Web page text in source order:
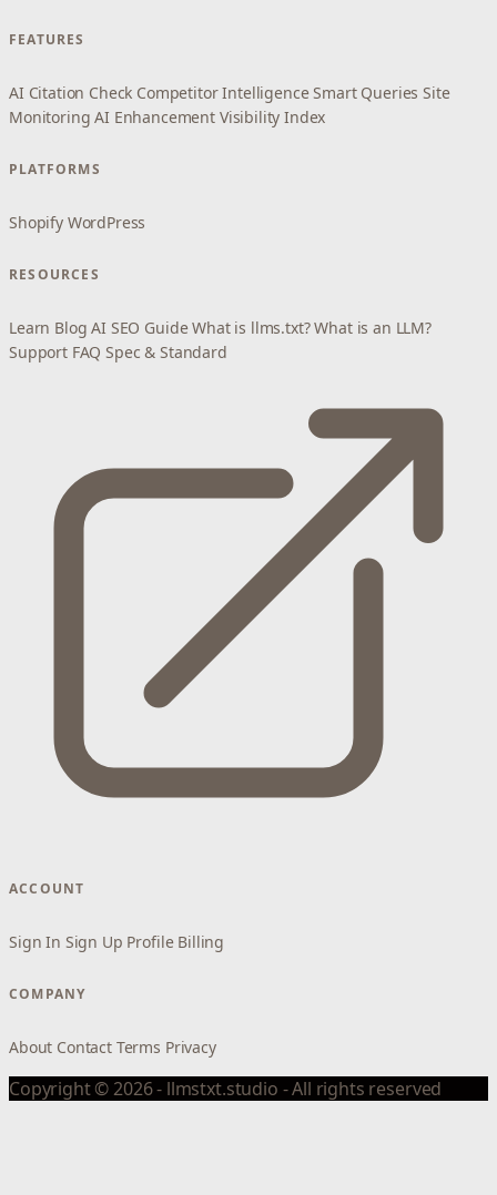
FEATURES
AI Citation Check Competitor Intelligence Smart Queries Site
Monitoring AI Enhancement Visibility Index
PLATFORMS
Shopify WordPress
RESOURCES
Learn Blog AI SEO Guide What is llms.txt? What is an LLM?
Support FAQ Spec & Standard
ACCOUNT
Sign In Sign Up Profile Billing
COMPANY
About Contact Terms Privacy
Copyright © 2026 - llmstxt.studio - All rights reserved